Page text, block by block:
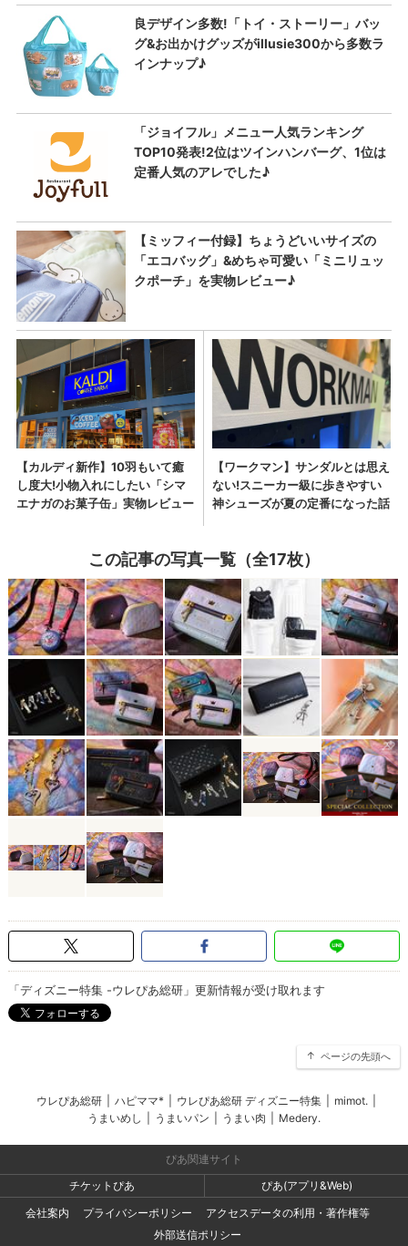
この記事の写真一覧（全17枚）
「ディズニー特集 -ウレぴあ総研」更新情報が受け取れます
ページの先頭へ
ウレぴあ総研 ハピママ* ウレぴあ総研 ディズニー特集 mimot.
うまいめし
うまいパン うまい肉 Medery.
ぴあ関連サイト
チケットぴあ
ぴあ(アプリ&Web)
会社案内
プライバシーポリシー
アクセスデータの利用・著作権等
外部送信ポリシー